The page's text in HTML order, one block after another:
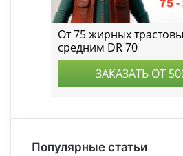
Популярные статьи